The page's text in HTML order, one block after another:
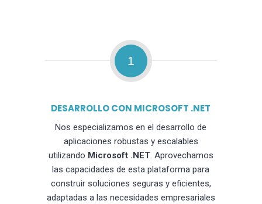
1
DESARROLLO CON MICROSOFT .NET
Nos especializamos en el desarrollo de
aplicaciones robustas y escalables
utilizando Microsoft .NET. Aprovechamos
las capacidades de esta plataforma para
construir soluciones seguras y eficientes,
adaptadas a las necesidades empresariales